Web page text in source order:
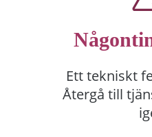
Ett tekniskt
Återgå till